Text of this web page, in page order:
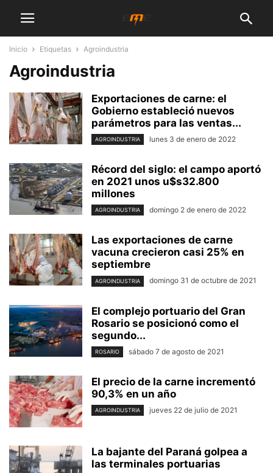
Inicio Etiquetas Agroindustria
Agroindustria
Exportaciones de carne: el
Gobierno estableció nuevos
parámetros para las ventas...
AGROINDUSTRIA lunes 3 de enero de 2022
Récord del siglo: el campo aportó
en 2021 unos u$s32.800
millones
AGROINDUSTRIA domingo 2 de enero de 2022
Las exportaciones de carne
vacuna crecieron casi 25% en
septiembre
AGROINDUSTRIA domingo 31 de octubre de 2021
El complejo portuario del Gran
Rosario se posicionó como el
segundo...
ROSARIO sábado 7 de agosto de 2021
El precio de la carne incrementó
90,3% en un año
AGROINDUSTRIA jueves 22 de julio de 2021
La bajante del Paraná golpea a
las terminales portuarias